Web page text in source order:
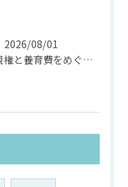
2026/08/01
親権と養育費をめぐる法律支援の重要性